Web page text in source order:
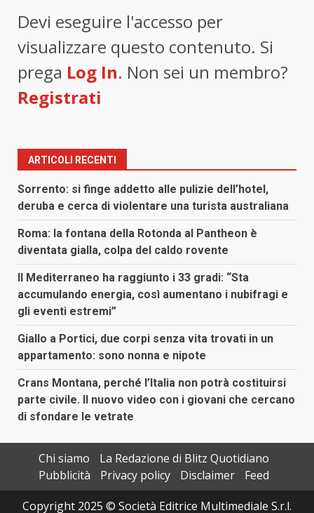
Devi eseguire l'accesso per
visualizzare questo contenuto. Si
prega Log In. Non sei un membro?
Registrati
ARTICOLI RECENTI
Sorrento: si finge addetto alle pulizie dell’hotel,
deruba e cerca di violentare una turista australiana
Roma: la fontana della Rotonda al Pantheon è
diventata gialla, colpa del caldo rovente
Il Mediterraneo ha raggiunto i 33 gradi: “Sta
accumulando energia, così aumentano i nubifragi e
gli eventi estremi”
Giallo a Portici, due corpi senza vita trovati in un
appartamento: sono nonna e nipote
Crans Montana, perché l’Italia non potrà costituirsi
parte civile. Il nuovo video con i giovani che cercano
di sfondare le vetrate
Chi siamo
La Redazione di Blitz Quotidiano
Pubblicità
Privacy policy Disclaimer
Feed
Copyright 2025 © Società Editrice Multimediale S.r.l.